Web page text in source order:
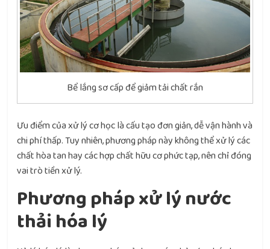
Bể lắng sơ cấp để giảm tải chất rắn
Ưu điểm của xử lý cơ học là cấu tạo đơn giản, dễ vận hành và
chi phí thấp. Tuy nhiên, phương pháp này không thể xử lý các
chất hòa tan hay các hợp chất hữu cơ phức tạp, nên chỉ đóng
vai trò tiền xử lý.
Phương pháp xử lý nước
thải hóa lý